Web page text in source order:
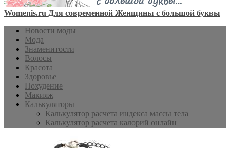
Womenis.ru Для современной Женщины с большой буквы
Новости моды
Мода
Знаменитости
Волосы
Красота
Здоровье
Похудение
Макияж
Калькуляторы
Калькулятор расчета индекса массы тела
Калькулятор расчета калорий онлайн